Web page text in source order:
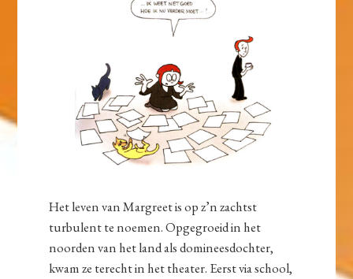
Het leven van Margreet is op z’n zachtst
turbulent te noemen. Opgegroeid in het
noorden van het land als domineesdochter,
kwam ze terecht in het theater. Eerst via school,